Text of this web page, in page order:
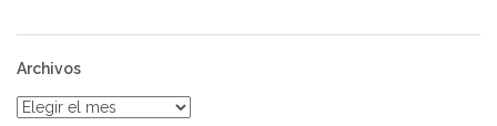
Archivos
Archivos